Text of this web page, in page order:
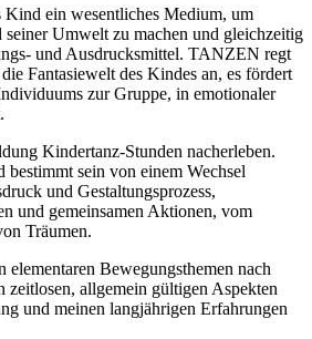
ein wesentliches Medium, um
Umwelt zu machen und gleichzeitig
und Ausdrucksmittel. TANZEN regt
Fantasiewelt des Kindes an, es fördert
zur Gruppe, in emotionaler
Kindertanz-Stunden nacherleben.
bestimmt sein von einem Wechsel
und Gestaltungsprozess,
und gemeinsamen Aktionen, vom
Träumen.
elementaren Bewegungsthemen nach
allgemein gültigen Aspekten
und meinen langjährigen Erfahrungen